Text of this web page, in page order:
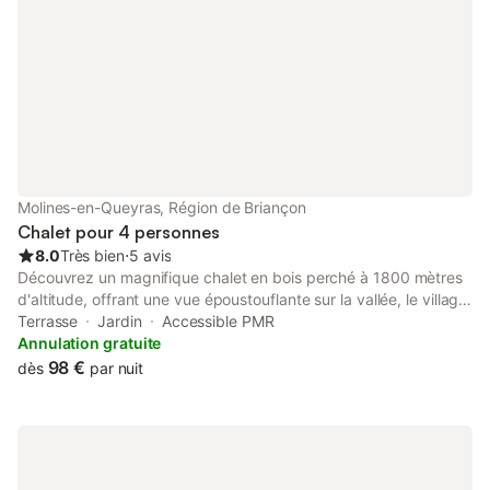
Molines-en-Queyras, Région de Briançon
Chalet pour 4 personnes
8.0Très bien⋅5 avis
Découvrez un magnifique chalet en bois perché à 1800 mètres
d'altitude, offrant une vue époustouflante sur la vallée, le village
et les pistes de la station. Niché en plein cœur des montagnes,
à quelques pas des sentiers de randonnée, cet endroit est
parfait pour une retraite au calme, bercée par le chant des
Terrasse Jardin
Accessible PMR
Annulation gratuite
dès 98 € par nuit